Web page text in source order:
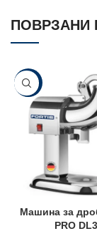
ПОВРЗАНИ
-10%
Машина за
PRO